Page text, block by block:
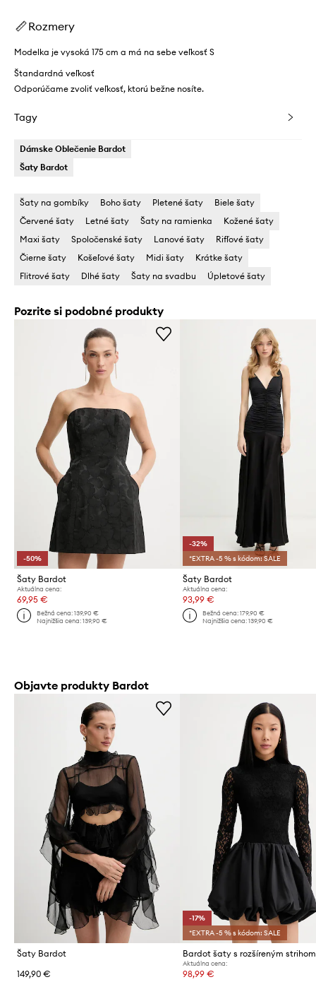
Rozmery
Modelka je vysoká 175 cm a má na sebe veľkosť S
Štandardná veľkosť
Odporúčame zvoliť veľkosť, ktorú bežne nosíte.
Tagy
Dámske Oblečenie Bardot
Šaty Bardot
Šaty na gombíky Boho šaty Pletené šaty
Biele šaty
Červené šaty
Letné šaty Šaty na ramienka
Kožené šaty
Maxi šaty
Spoločenské šaty Lanové šaty
Rifľové šaty
Čierne šaty
Košeľové šaty Midi šaty
Krátke šaty
Flitrové šaty
Dlhé šaty Šaty na svadbu Úpletové šaty
Pozrite si podobné produkty
-50%
Šaty Bardot
Aktuálna cena:
69,95 €
Bežná cena:139,90 €
Najnižšia cena:139,90 €
-32%
*EXTRA -5 % s kódom: SALE
Šaty Bardot
Aktuálna cena:
93,99 €
Bežná cena: 179,90 €
Najnižšia cena: 139,90 €
Objavte produkty Bardot
Šaty Bardot
149,90 €
-17%
*EXTRA -5 % s kódom: SALE
Bardot šaty s rozšíreným strihom
Aktuálna cena:
98,99 €